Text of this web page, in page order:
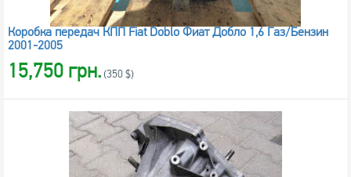
Коробка передач КПП Fiat Doblo Фиат Добло 1,6 Газ/Бензин
2001-2005
15,750 грн. (350 $)